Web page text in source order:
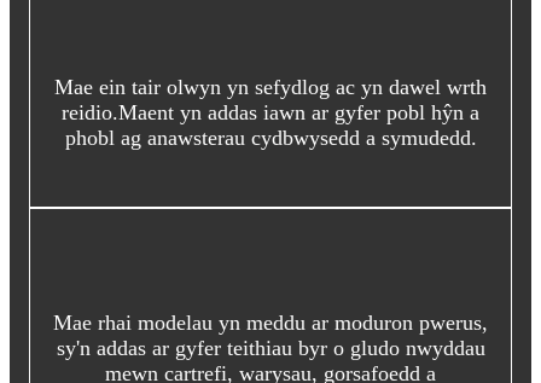
Mae ein tair olwyn yn sefydlog ac yn dawel wrth
reidio.Maent yn addas iawn ar gyfer pobl hŷn a
phobl ag anawsterau cydbwysedd a symudedd.
Mae rhai modelau yn meddu ar moduron pwerus,
sy'n addas ar gyfer teithiau byr o gludo nwyddau
mewn cartrefi, warysau, gorsafoedd a